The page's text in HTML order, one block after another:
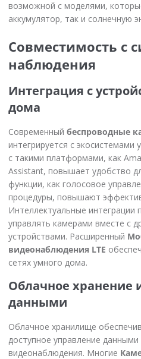
возможной с моделями,
аккумулятор, так и солнечную
Совместимость с
наблюдения
Интеграция с
дома
Современный беспроводные
интегрируется с
с такими платформами, как
Assistant, повышает удобство
функции, как голосовое
процедуры, повышают
Интеллектуальные
управлять камерами вместе с
устройствами. Расширенный
видеонаблюдения LTE
сетях умного дома.
Облачное хранение
данными
Облачное хранилище
доступное управление данными
видеонаблюдения. Многие